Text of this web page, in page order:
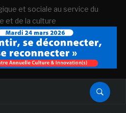
et sociale au service du
et de la culture